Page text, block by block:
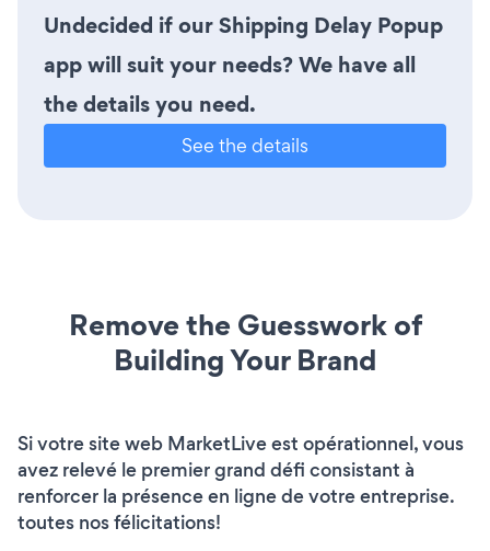
Undecided if our Shipping Delay Popup
app will suit your needs? We have all
the details you need.
See the details
Remove the Guesswork of
Building Your Brand
Si votre site web MarketLive est opérationnel, vous
avez relevé le premier grand défi consistant à
renforcer la présence en ligne de votre entreprise.
toutes nos félicitations!